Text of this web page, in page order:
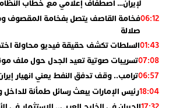
لإيران… اصطفاف إعلامي مع خطاب النظام
06:12فخامة القاصف يتصل بفخامة المقصوف
صلالة
01:43السلطات تكشف حقيقة فيديو محاولة
07:08تسريبات صوتية تعيد الجدل حول ملف مونديال
06:57ترامب.. وقف تدفق النفط يعني انهيار إيران
18:04رئيس الإمارات يبعث رسائل طمأنة للداخل